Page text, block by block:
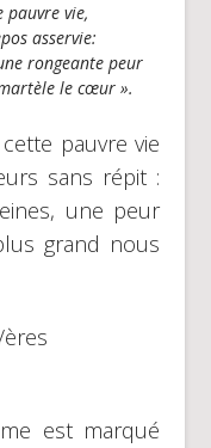
pauvre vie,
asservie:
rongeante peur
le cœur ».
pauvre vie
sans répit :
une peur
grand nous
est marqué